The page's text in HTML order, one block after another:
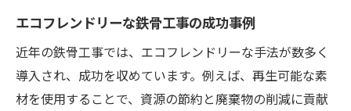
エコフレンドリーな鉄骨工事の成功事例
近年の鉄骨工事では、エコフレンドリーな手法が数多く
導入され、成功を収めています。例えば、再生可能な素
材を使用することで、資源の節約と廃棄物の削減に貢献